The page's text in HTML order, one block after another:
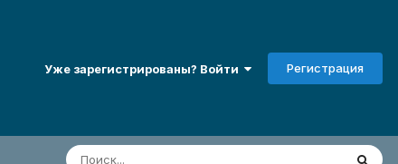
Уже зарегистрированы? Войти Регистрация